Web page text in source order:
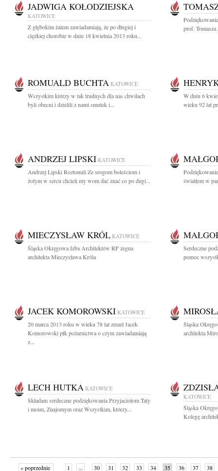
JADWIGA KOŁODZIEJSKA
KATOWICE
Z głębokim żalem zawiadamiają, że po długiej i
ciężkiej chorobie w dniu 18 kwietnia 2013 roku...
prof.
ROMUALD BUCHTA KATOWICE
Wszystkim którzy w tak trudnych dla nas chwilach
byli obecni i dzielili z nami smutek i...
W dniu 6
wieku 92 lat
ANDRZEJ LIPSKI KATOWICE
Andrzej Lipski Roztomili Ze srogom boleściom i
żolym w sercu chcieli my wom dać znać co po dugi...
światłem w
MIECZYSŁAW KRÓL KATOWICE
Śląska Okręgowa Izba Architektów RP żegna
architekta Mieczysława Króla
Serdeczne
pomoc
JACEK KOMOROWSKI KATOWICE
20 marca 2013 roku w wieku 78 lat zmarł Jacek
Komorowski płk pożarnictwa o czym zawiadamiają
z...
Śląska
architekta
LECH HUTKA KATOWICE
Składam serdeczne podziękowania Przyjaciołom Taty
i moim, Znajomym oraz Wszystkim, którzy...
KATOWICE
Śląska
Kolegę
« poprzednie 1 ... 30 31 32 33 34 35 36 37 38